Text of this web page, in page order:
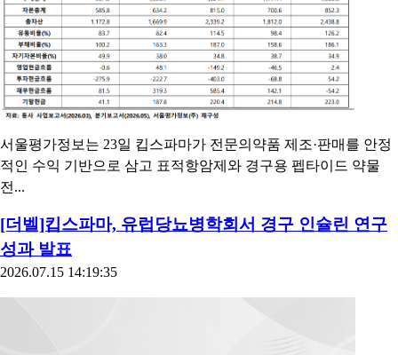
서울평가정보는 23일 킵스파마가 전문의약품 제조·판매를 안정
적인 수익 기반으로 삼고 표적항암제와 경구용 펩타이드 약물
전...
[더벨]킵스파마, 유럽당뇨병학회서 경구 인슐린 연구
성과 발표
2026.07.15 14:19:35